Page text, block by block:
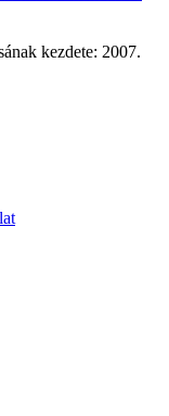
kezdete: 2007.